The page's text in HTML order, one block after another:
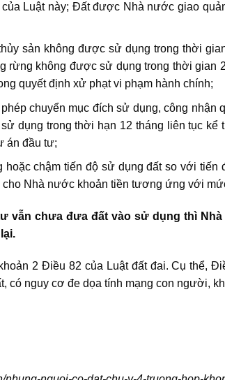
Luật này; Đất được Nhà nước giao
sản không được sử dụng trong thời
rừng không được sử dụng trong thời gian
quyết định xử phạt vi phạm hành chính;
chuyển mục đích sử dụng, công
dụng trong thời hạn 12 tháng liên tục
án đầu tư;
chậm tiến độ sử dụng đất so với
cho Nhà nước khoản tiền tương ứng với
vẫn chưa đưa đất vào sử dụng thì
2 Điều 82 của Luật đất đai. Cụ thể,
có nguy cơ đe dọa tính mạng con người,